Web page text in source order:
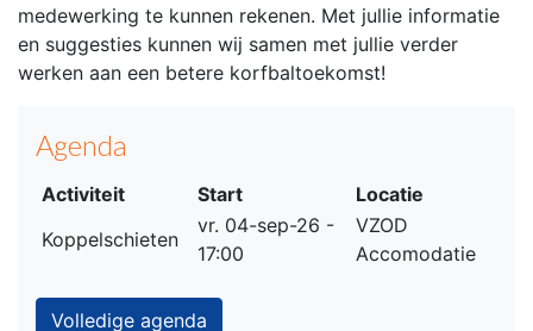
medewerking te kunnen rekenen. Met jullie informatie
en suggesties kunnen wij samen met jullie verder
werken aan een betere korfbaltoekomst!
Agenda
Activiteit Start
Locatie
Koppelschieten
vr. 04-sep-26 -
17:00
VZOD
Accomodatie
Volledige agenda